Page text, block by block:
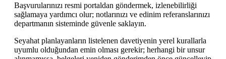
Başvurularınızı resmi portaldan göndermek, izlenebilirliği
sağlamaya yardımcı olur; notlarınızı ve edinim referanslarınızı
departmanın sisteminde güvenle saklayın.
Seyahat planlayanların listelenen davetiyenin yerel kurallarla
uyumlu olduğundan emin olması gerekir; herhangi bir unsur